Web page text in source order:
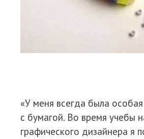
«У меня всегда была
с бумагой. Во время учебы
графического дизайнера я